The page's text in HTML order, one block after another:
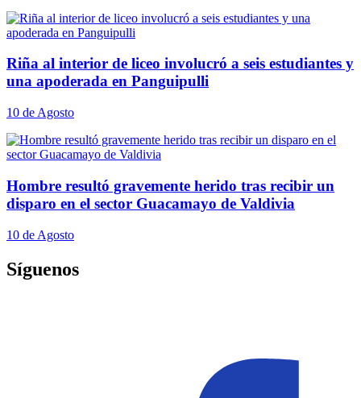
Riña al interior de liceo involucró a seis estudiantes y
una apoderada en Panguipulli
10 de Agosto
Hombre resultó gravemente herido tras recibir un
disparo en el sector Guacamayo de Valdivia
10 de Agosto
Síguenos